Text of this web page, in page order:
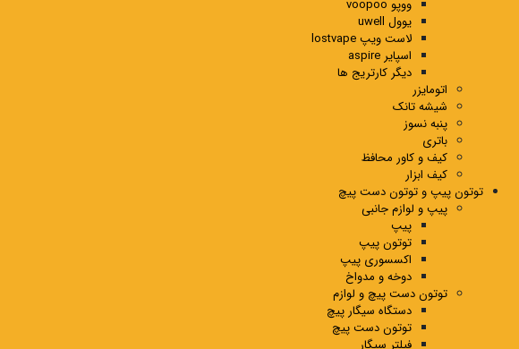
ووپو voopoo
یوول uwell
لاست ویپ lostvape
اسپایر aspire
دیگر کارتریج ها
اتومایزر
شیشه تانک
پنبه نسوز
باتری
کیف و کاور محافظ
کیف ابزار
توتون پیپ و توتون دست پیچ
پیپ و لوازم جانبی
پیپ
توتون پیپ
اکسسوری پیپ
دوخه و مدواخ
توتون دست پیچ و لوازم
دستگاه سیگار پیچ
توتون دست پیچ
فیلتر سیگار